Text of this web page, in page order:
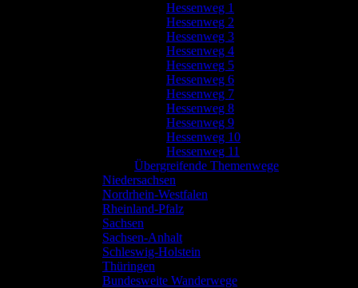
Hessenweg 1
Hessenweg 2
Hessenweg 3
Hessenweg 4
Hessenweg 5
Hessenweg 6
Hessenweg 7
Hessenweg 8
Hessenweg 9
Hessenweg 10
Hessenweg 11
Übergreifende Themenwege
Niedersachsen
Nordrhein-Westfalen
Rheinland-Pfalz
Sachsen
Sachsen-Anhalt
Schleswig-Holstein
Thüringen
Bundesweite Wanderwege